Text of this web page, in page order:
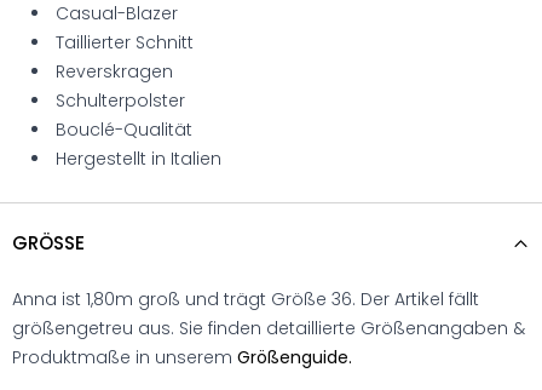
Casual-Blazer
Taillierter Schnitt
Reverskragen
Schulterpolster
Bouclé-Qualität
Hergestellt in Italien
GRÖSSE
Anna ist 1,80m groß und trägt Größe 36. Der Artikel fällt
größengetreu aus. Sie finden detaillierte Größenangaben &
Produktmaße in unserem Größenguide.